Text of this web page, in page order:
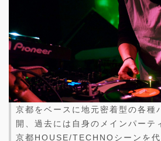
京都をベースに地元密着型の各種
開、過去には自身のメインパー
京都HOUSE/TECHNOシーンを